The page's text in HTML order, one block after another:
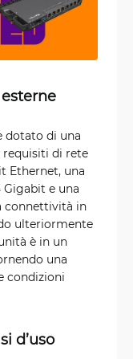
dotato di una
di rete
Ethernet, una
Gigabit e una
connettività in
ulteriormente
è in un
una
condizioni
d’uso